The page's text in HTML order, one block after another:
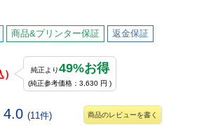
商品&プリンター保証 返金保証
純正より49%お得
(純正参考価格：3,630 円 )
4.0 (11件) 商品のレビューを書く